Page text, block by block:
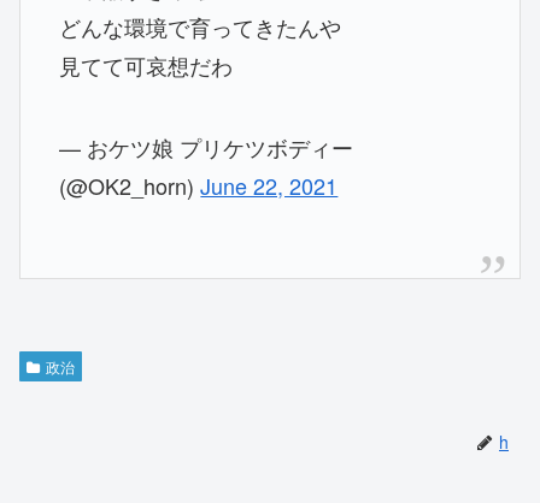
どんな環境で育ってきたんや
見てて可哀想だわ
— おケツ娘 プリケツボディー
(@OK2_horn)June 22, 2021
政治
h